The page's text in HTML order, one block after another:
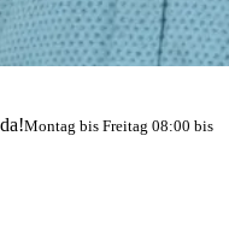
Montag bis Freitag 08:00 bis